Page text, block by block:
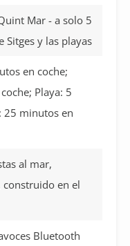
Mar - a solo 5
Sitges y las playas
en coche;
Playa: 5
25 minutos en
al mar,
construido en el
Bluetooth